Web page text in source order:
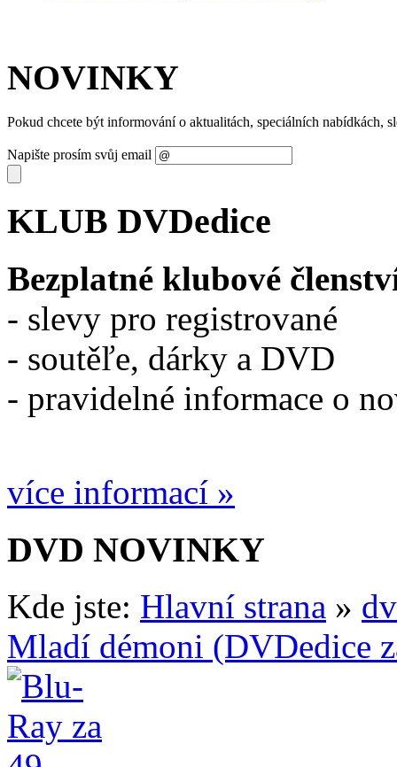
NOVINKY
Pokud chcete být informování o aktualitách, speciálních nabídkách,
Napište prosím svůj email
KLUB DVDedice
Bezplatné klubové
- slevy pro registrované
- soutěľe, dárky a DVD
- pravidelné informace o
více informací »
DVD NOVINKY
Kde jste: Hlavní strana »
Mladí démoni (DVDedice